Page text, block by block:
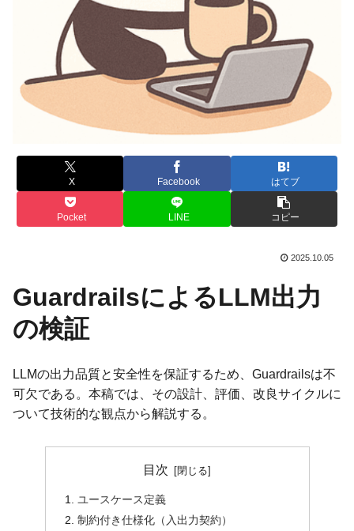
X Facebook はてブ
Pocket LINE コピー
2025.10.05
GuardrailsによるLLM出力
の検証
LLMの出力品質と安全性を保証するため、Guardrailsは不
可欠である。本稿では、その設計、評価、改良サイクルに
ついて技術的な観点から解説する。
目次
ユースケース定義
制約付き仕様化（入出力契約）